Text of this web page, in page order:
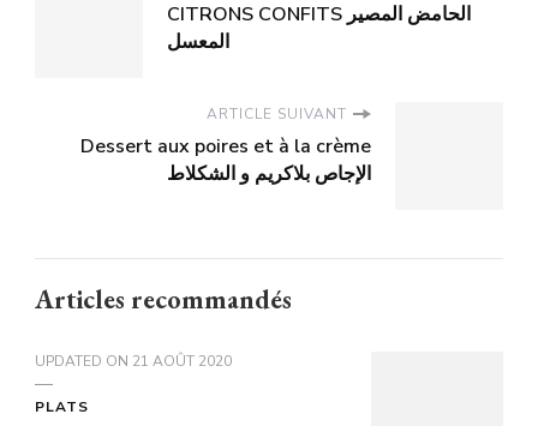
CITRONS CONFITS الحامض المصير
المعسل
ARTICLE SUIVANT
Dessert aux poires et à la crème
الإجاص بلاكريم و الشكلاط
Articles recommandés
UPDATED ON 21 AOÛT 2020
PLATS